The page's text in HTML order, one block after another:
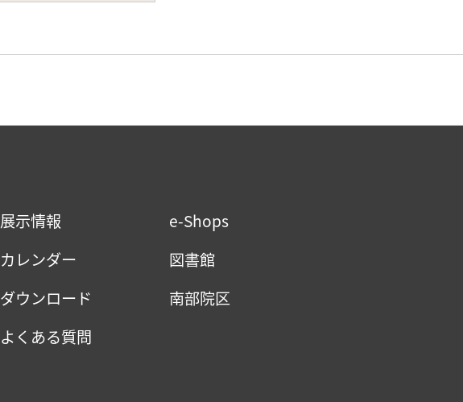
展示情報
カレンダー
ダウンロード
よくある質問
e-Shops
図書館
南部院区